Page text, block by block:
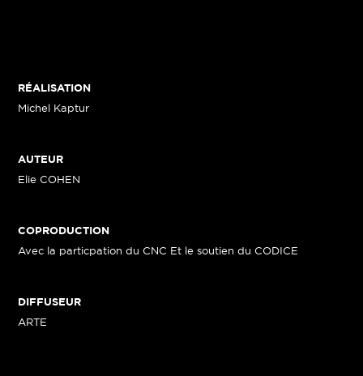
RÉALISATION
Michel Kaptur
AUTEUR
Elie COHEN
COPRODUCTION
Avec la particpation du CNC Et le soutien du CODICE
DIFFUSEUR
ARTE